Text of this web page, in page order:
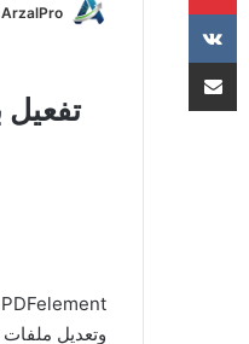
ArzalPro
مشاركة عبر البريد